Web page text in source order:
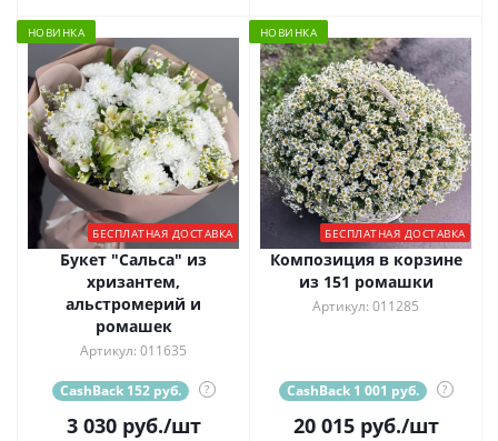
НОВИНКА
БЕСПЛАТНАЯ ДОСТАВКА
Букет "Сальса" из
хризантем,
альстромерий и
ромашек
Артикул: 011635
CashBack 152 руб. ?
3 030руб./шт
НОВИНКА
БЕСПЛАТНАЯ ДОСТАВКА
Композиция в корзине
из 151 ромашки
Артикул: 011285
CashBack 1 001 руб. ?
20 015руб./шт